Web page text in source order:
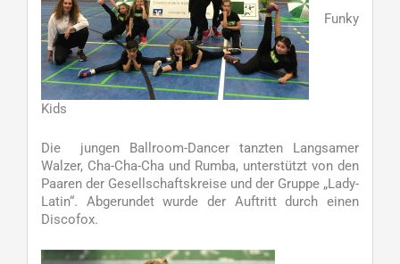
Funky
Kids
Die jungen Ballroom-Dancer tanzten Langsamer
Walzer, Cha-Cha-Cha und Rumba, unterstützt von den
Paaren der Gesellschaftskreise und der Gruppe „Lady-
Latin“. Abgerundet wurde der Auftritt durch einen
Discofox.